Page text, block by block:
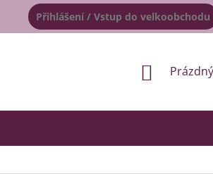
Přihlášení / Vstup do velkoobchodu